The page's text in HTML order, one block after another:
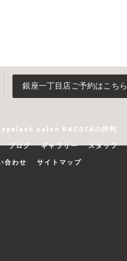
銀座一丁目店ご予約はこちら
eyelash salon RACOTAの評判
ブログ ギャラリー スタッフ
合わせ サイトマップ